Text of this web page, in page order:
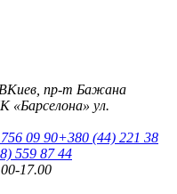
Киев, пр-т Бажана
«Барселона» ул.
09 90+380 (44) 221 38
559 87 44
17.00